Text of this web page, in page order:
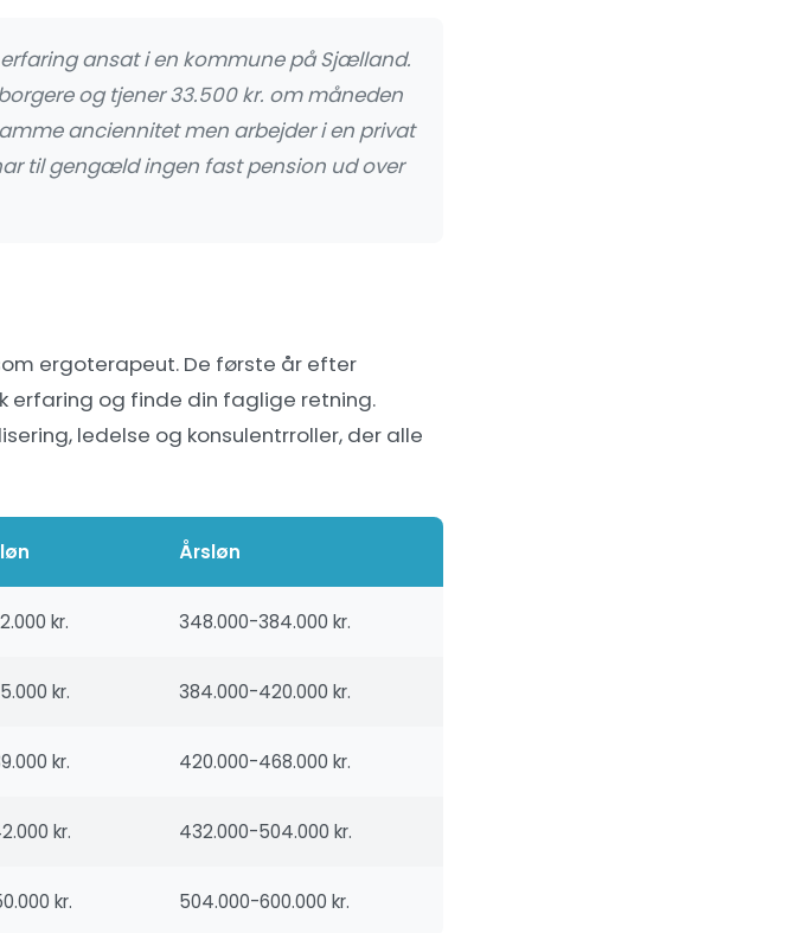
ansat i en kommune på Sjælland.
og tjener 33.500 kr. om måneden
anciennitet men arbejder i en privat
til gengæld ingen fast pension ud over
ergoterapeut. De første år efter
erfaring og finde din faglige retning.
ledelse og konsulentrroller, der alle
Årsløn
kr. 348.000-384.000 kr.
kr. 384.000-420.000 kr.
kr. 420.000-468.000 kr.
kr. 432.000-504.000 kr.
kr. 504.000-600.000 kr.